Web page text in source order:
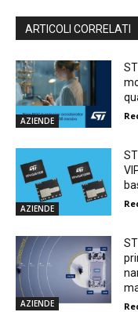
ARTICOLI CORRELATI
AZIENDE
AZIENDE
AZIENDE